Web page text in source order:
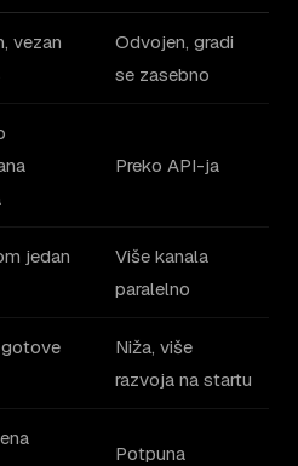
vezan
Odvojen, gradi
se zasebno
Preko API-ja
jedan
Više kanala
paralelno
Niža, više
razvoja na startu
Potpuna